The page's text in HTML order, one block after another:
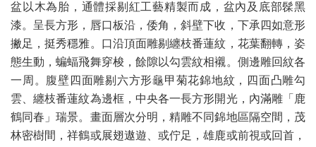
盆以木為胎，通體採剔紅工藝精製而成，盆內及底部髹黑
漆。呈長方形，唇口板沿，倭角，斜壁下收，下承四如意形
撇足，挺秀穩雅。口沿頂面雕剔纏枝番蓮紋，花葉翻轉，姿
態生動，蝙蝠飛舞穿梭，餘隙以勾雲紋相襯。側邊雕回紋各
一周。腹壁四面雕剔六方形龜甲菊花錦地紋，四面凸雕勾
雲、纏枝番蓮紋為邊框，中央各一長方形開光，內滿雕「鹿
鶴同春」瑞景。畫面層次分明，精雕不同錦地區隔空間，茂
林密樹間，祥鶴或展翅遨遊、或佇足，雄鹿或前視或回首，